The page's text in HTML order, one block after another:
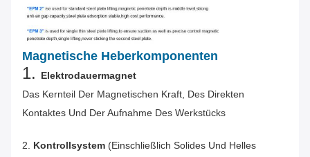
Magnetische Heberkomponenten
1.
Elektrodauermagnet
Das Kernteil Der Magnetischen Kraft, Des Direkten
Kontaktes Und Der Aufnahme Des Werkstücks
2. Kontrollsystem (einschließlich Solides Und Helles